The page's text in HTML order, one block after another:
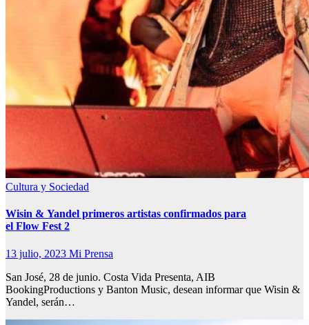
Cultura y Sociedad
Wisin & Yandel primeros artistas confirmados para
el Flow Fest 2
13 julio, 2023 Mi Prensa
San José, 28 de junio. Costa Vida Presenta, AIB
BookingProductions y Banton Music, desean informar que Wisin &
Yandel, serán…